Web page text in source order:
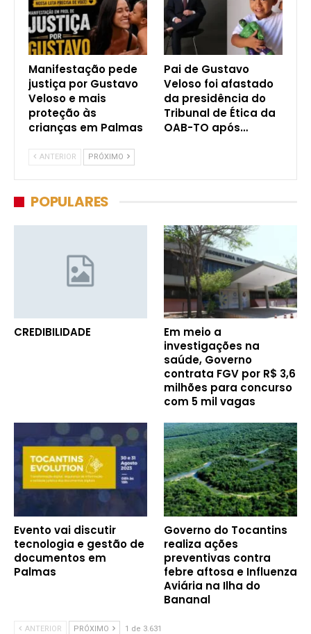
Manifestação pede
justiça por Gustavo
Veloso e mais
proteção às
crianças em Palmas
Pai de Gustavo
Veloso foi afastado
da presidência do
Tribunal de Ética da
OAB-TO após…
ANTERIOR PRÓXIMO
POPULARES
CREDIBILIDADE
Em meio a
investigações na
saúde, Governo
contrata FGV por R$ 3,6
milhões para concurso
com 5 mil vagas
Evento vai discutir
tecnologia e gestão de
documentos em
Palmas
Governo do Tocantins
realiza ações
preventivas contra
febre aftosa e Influenza
Aviária na Ilha do
Bananal
ANTERIOR PRÓXIMO 1 de 3.631